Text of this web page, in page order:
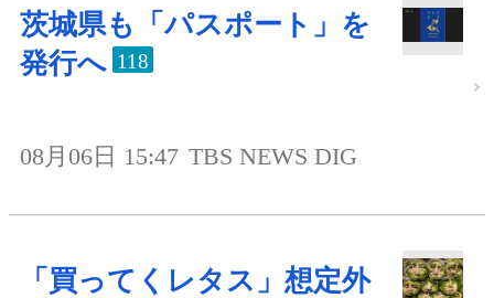
茨城県も「パスポート」を
発行へ 118
08月06日 15:47 TBS NEWS DIG
「買ってくレタス」想定外